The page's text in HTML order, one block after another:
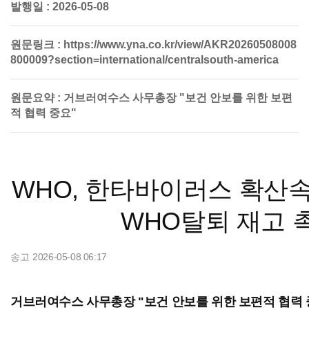
발행일 : 2026-05-08
원문링크 : https://www.yna.co.kr/view/AKR20260508008
800009?section=international/centralsouth-america
원문요약 : 거브러여수스 사무총장 "보건 안보를 위한 보편
적 협력 중요"
WHO, 한타바이러스 확산
WHO탈퇴 재고
송고 2026-05-08 06:17
거브러여수스 사무총장 "보건 안보를 위한 보편적 협력